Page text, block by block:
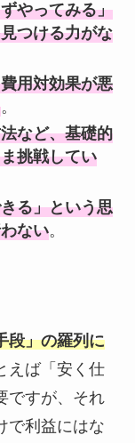
やってみる」
つける力がな
用対効果が悪
。
など、基礎的
挑戦してい
る」という思
ない。
段」の羅列に
えば「安く仕
ですが、それ
で利益にはな